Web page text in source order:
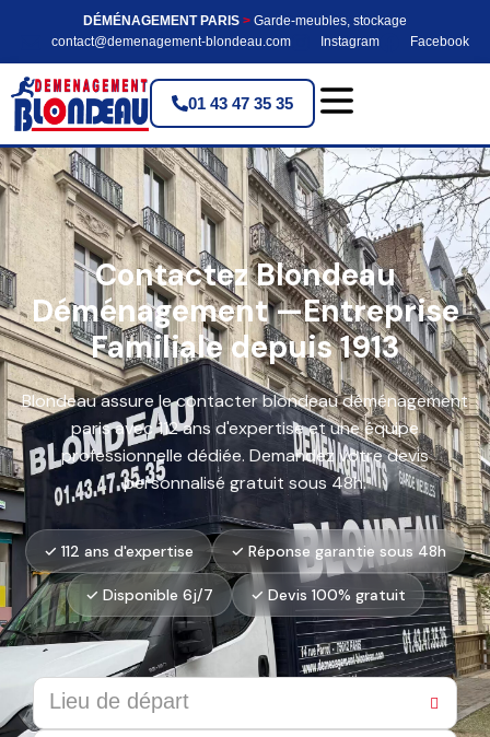
DÉMÉNAGEMENT PARIS > Garde-meubles, stockage
contact@demenagement-blondeau.com
Instagram Facebook
01 43 47 35 35
Contactez Blondeau
Déménagement —Entreprise
Familiale depuis 1913
Blondeau assure le contacter blondeau déménagement
paris avec 112 ans d'expertise et une équipe
professionnelle dédiée. Demandez votre devis
personnalisé gratuit sous 48h.
✓ 112 ans d'expertise ✓ Réponse garantie sous 48h
✓ Disponible 6j/7 ✓ Devis 100% gratuit